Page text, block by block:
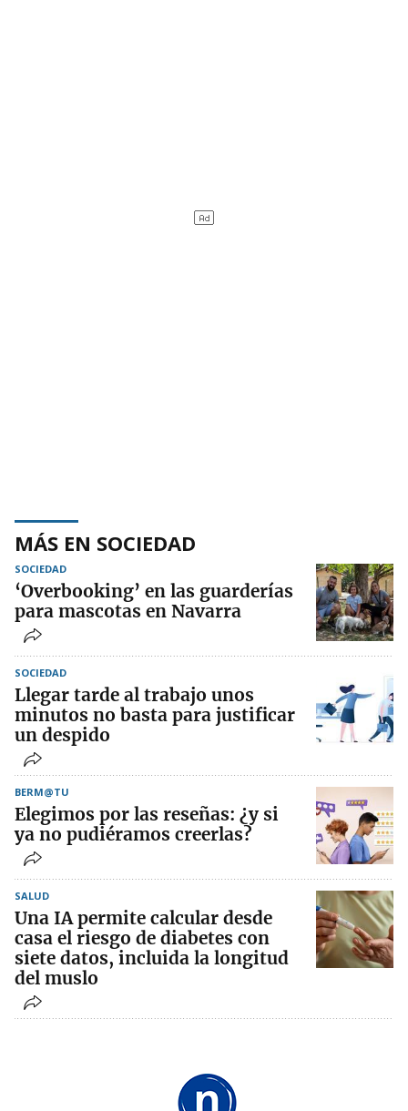
MÁS EN SOCIEDAD
SOCIEDAD
‘Overbooking’ en las guarderías
para mascotas en Navarra
SOCIEDAD
Llegar tarde al trabajo unos
minutos no basta para justificar
un despido
BERM@TU
Elegimos por las reseñas: ¿y si
ya no pudiéramos creerlas?
SALUD
Una IA permite calcular desde
casa el riesgo de diabetes con
siete datos, incluida la longitud
del muslo